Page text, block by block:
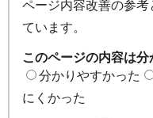
ページ内容改善の参
ています。
このページの内容は
分かりやすかった
にくかった